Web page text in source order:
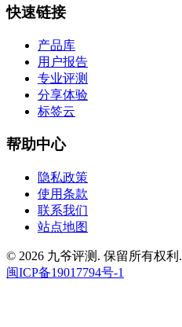
快速链接
产品库
用户报告
专业评测
分享体验
标签云
帮助中心
隐私政策
使用条款
联系我们
站点地图
© 2026 九爷评测. 保留所有权利.
闽ICP备19017794号-1